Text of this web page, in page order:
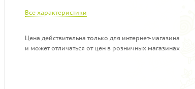
Все характеристики
Цена действительна только для интернет-магазина
и может отличаться от цен в розничных магазинах